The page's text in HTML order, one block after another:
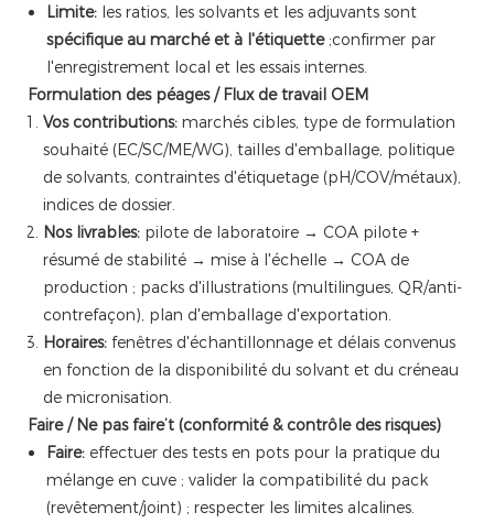
Limite: les ratios, les solvants et les adjuvants sont
spécifique au marché et à l'étiquette ;confirmer par
l'enregistrement local et les essais internes.
Formulation des péages / Flux de travail OEM
Vos contributions: marchés cibles, type de formulation
souhaité (EC/SC/ME/WG), tailles d'emballage, politique
de solvants, contraintes d'étiquetage (pH/COV/métaux),
indices de dossier.
Nos livrables: pilote de laboratoire → COA pilote +
résumé de stabilité → mise à l'échelle → COA de
production ; packs d'illustrations (multilingues, QR/anti-
contrefaçon), plan d'emballage d'exportation.
Horaires: fenêtres d'échantillonnage et délais convenus
en fonction de la disponibilité du solvant et du créneau
de micronisation.
Faire / Ne pas faire’t (conformité & contrôle des risques)
Faire: effectuer des tests en pots pour la pratique du
mélange en cuve ; valider la compatibilité du pack
(revêtement/joint) ; respecter les limites alcalines.